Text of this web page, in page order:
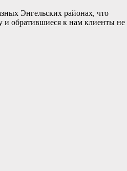
Энгельских районах, что
и обратившиеся к нам клиенты не